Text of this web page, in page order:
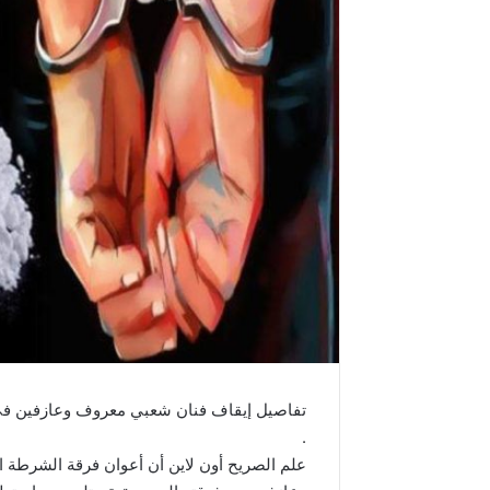
تفاصيل إيقاف فنان شعبي معروف وعازفين
.
علم الصريح أون لاين أن أعوان فرقة الشرطة